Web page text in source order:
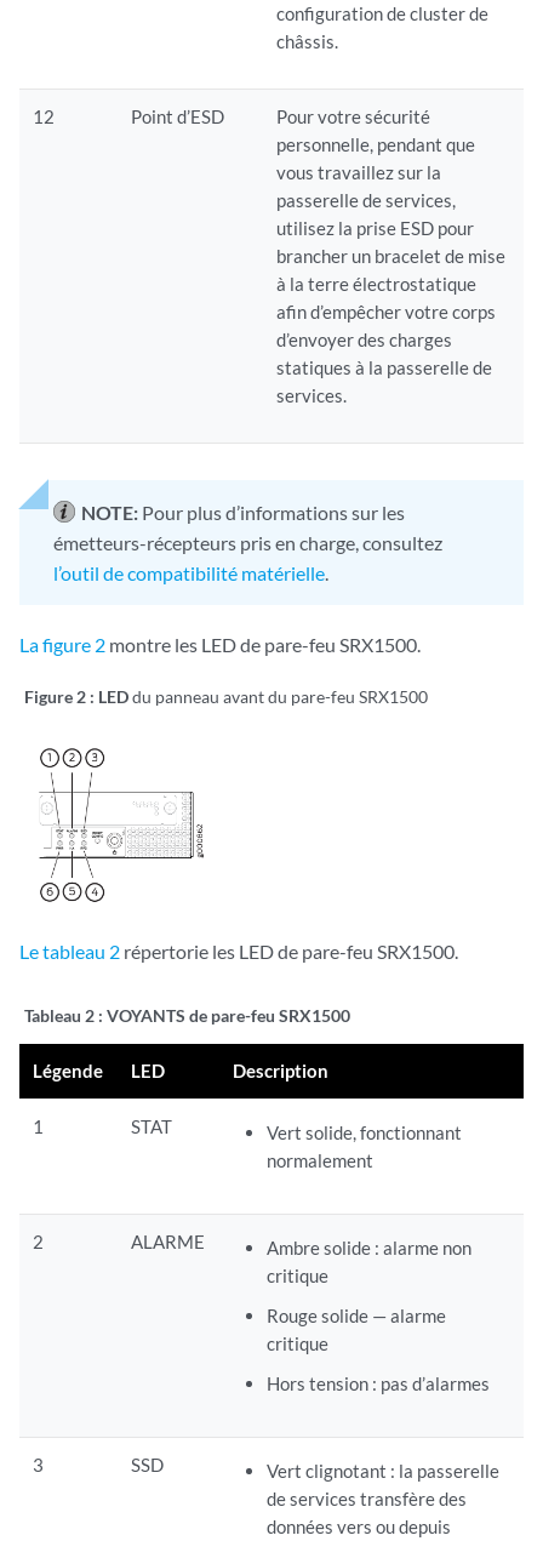
configuration de cluster de
châssis.
12 Point d’ESD
Pour votre sécurité
personnelle, pendant que
vous travaillez sur la
passerelle de services,
utilisez la prise ESD pour
brancher un bracelet de mise
à la terre électrostatique
afin d’empêcher votre corps
d’envoyer des charges
statiques à la passerelle de
services.
NOTE: Pour plus d’informations sur les
émetteurs-récepteurs pris en charge, consultez
l’outil de compatibilité matérielle.
La figure 2 montre les LED de pare-feu SRX1500.
Figure 2 : LEDdu panneau avant du pare-feu SRX1500
Le tableau 2 répertorie les LED de pare-feu SRX1500.
Tableau 2 : VOYANTS de pare-feu SRX1500
Légende LED Description
1 STAT
Vert solide, fonctionnant
normalement
2 ALARME
Ambre solide : alarme non
critique
Rouge solide — alarme
critique
Hors tension : pas d’alarmes
3 SSD
Vert clignotant : la passerelle
de services transfère des
données vers ou depuis